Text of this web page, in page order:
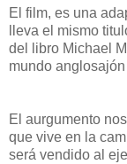
El film, es una
lleva el mismo
del libro Michael
mundo
El aurgumento
que vive en la
será vendido al